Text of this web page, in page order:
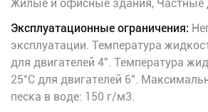
Жилые и офисные здания, Частные
Эксплуатационные ограничения:
эксплуатации. Температура
для двигателей 4". Температура
25°C для двигателей 6".
песка в воде: 150 г/м3.